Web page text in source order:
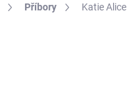
Příbory Katie